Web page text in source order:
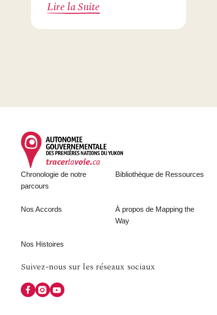
Lire la Suite
Footer
Chronologie de notre
parcours
Nos Accords
Nos Histoires
Bibliothèque de Ressources
À propos de Mapping the
Way
Follow
us
Suivez-nous sur les réseaux sociaux